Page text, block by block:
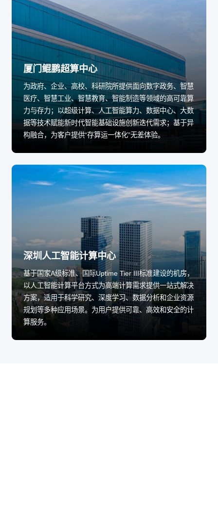
厦门鲲鹏超算中心
为政府、企业、高校、科研院所提供面向数字政务、智慧
医疗、智慧工业、智慧教育、智能制造等领域的高可靠算
力与存力；以超级计算、人工智能算力、数据中心、大数
据等技术赋能新时代智能基础设施创新迭代需求；基于异
构融合，为客户提供“存算运一体化”无差体验。
深圳人工智能计算中心
基于国家A级标准、国际Uptime Tier III标准建设的机房，
以人工智能计算平台方式为高端计算需求提供一站式解决
方案，适用于科学研究、深度学习、数据分析和企业资源
规划等多种应用场景。为用户提供可靠、高效和安全的计
算服务。